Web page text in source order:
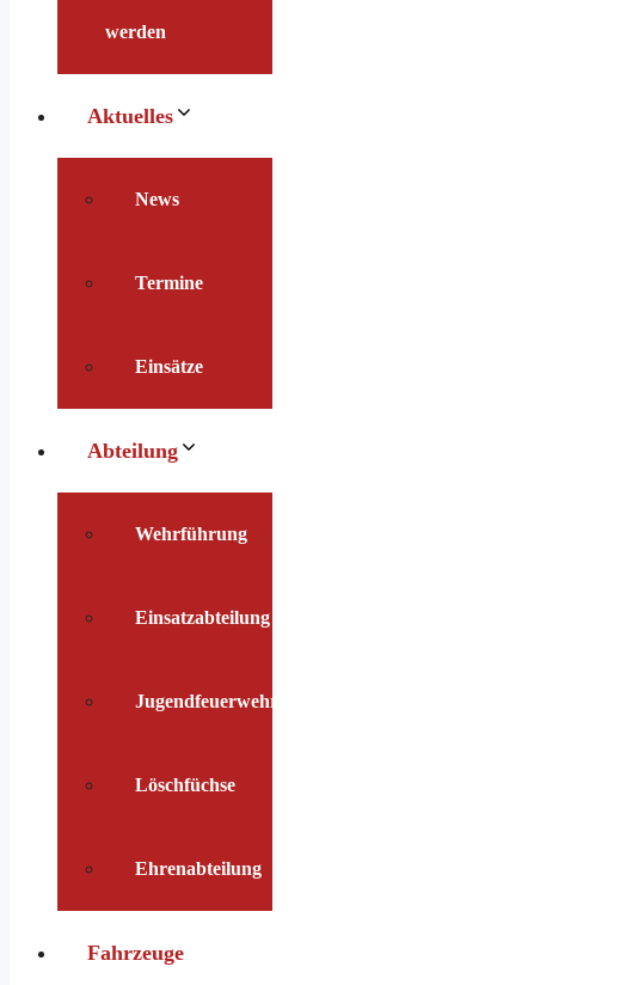
werden
Aktuelles
News
Termine
Einsätze
Abteilung
Wehrführung
Einsatzabteilung
Jugendfeuerwehr
Löschfüchse
Ehrenabteilung
Fahrzeuge